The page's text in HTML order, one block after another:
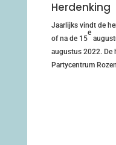
Herdenking
Jaarlijks vindt de
of na de 15
e
augustus 2022. De
Partycentrum